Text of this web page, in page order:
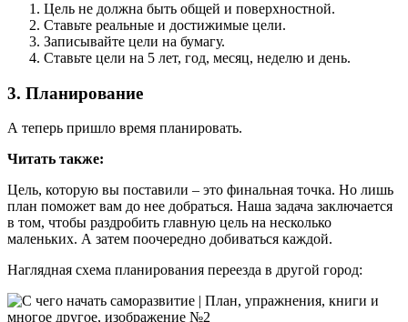
Цель не должна быть общей и поверхностной.
Ставьте реальные и достижимые цели.
Записывайте цели на бумагу.
Ставьте цели на 5 лет, год, месяц, неделю и день.
3. Планирование
А теперь пришло время планировать.
Читать также:
Цель, которую вы поставили – это финальная точка. Но лишь
план поможет вам до нее добраться. Наша задача заключается
в том, чтобы раздробить главную цель на несколько
маленьких. А затем поочередно добиваться каждой.
Наглядная схема планирования переезда в другой город: